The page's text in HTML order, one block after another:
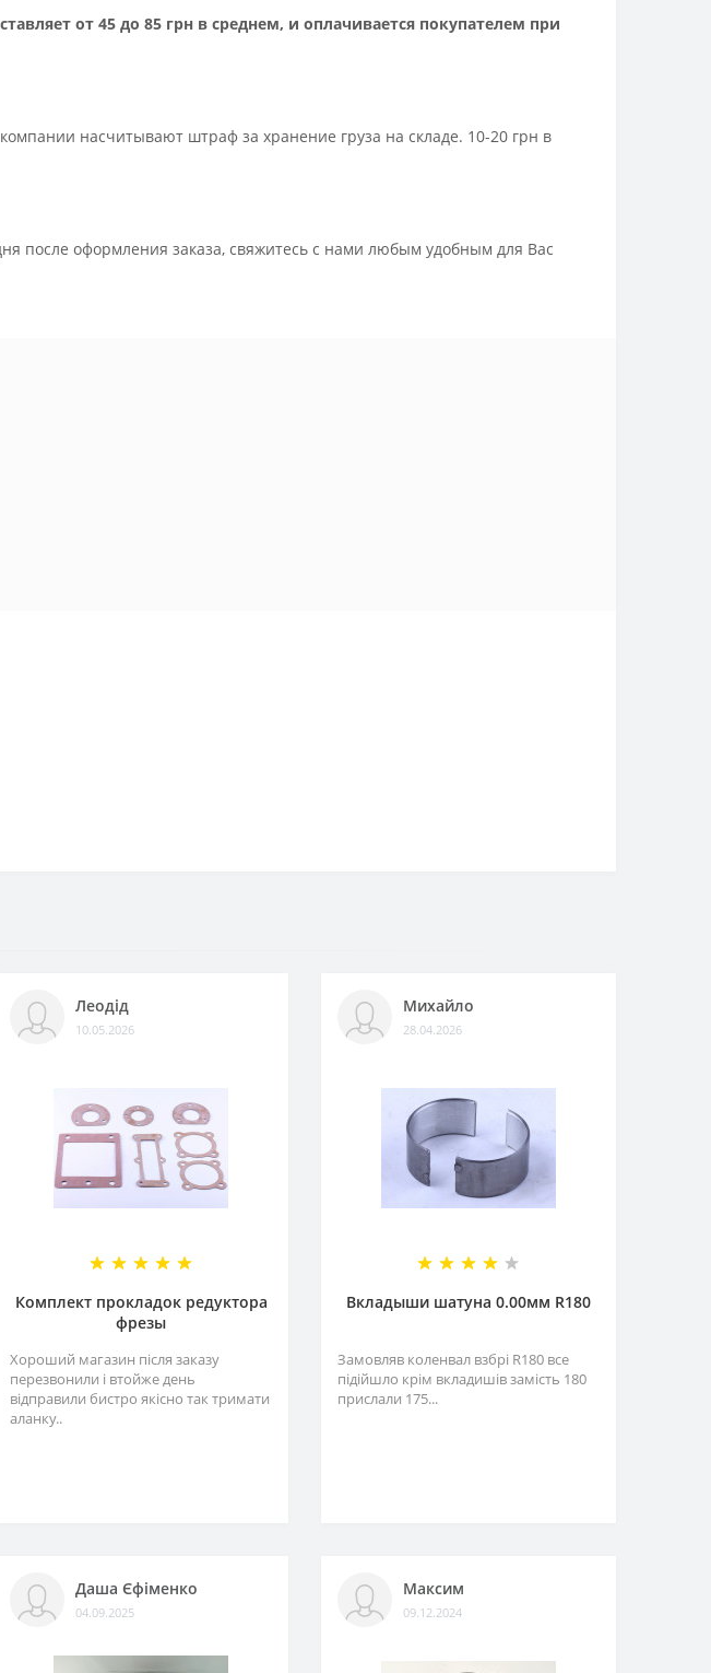
от 45 до 85 грн в среднем, и оплачивается покупателем при
насчитывают штраф за хранение груза на складе. 10-20 грн в
после оформления заказа, свяжитесь с нами любым удобным для Вас
Леодід
10.05.2026
Комплект прокладок редуктора
фрезы
Хороший магазин після заказу
перезвонили і втойже день
відправили бистро якісно так тримати
аланку..
Михайло
28.04.2026
Вкладыши шатуна 0.00мм R180
Замовляв коленвал взбрі R180 все
підійшло крім вкладишів замість 180
прислали 175...
Даша Єфіменко
04.09.2025
Максим
09.12.2024